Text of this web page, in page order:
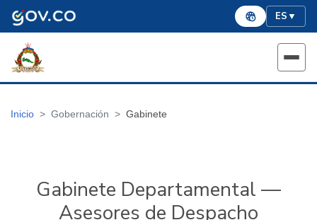
ES▼
Inicio Gobernación Gabinete
Gabinete Departamental —
Asesores de Despacho